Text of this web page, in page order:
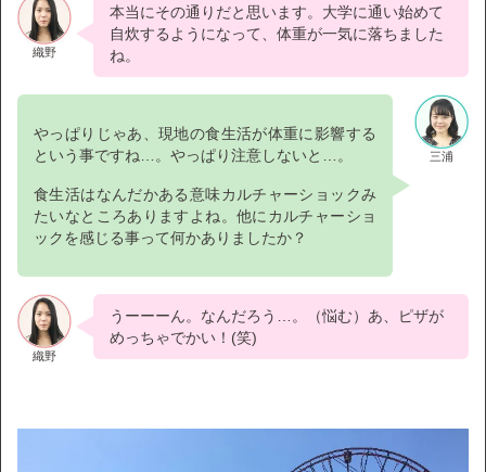
織野
本当にその通りだと思います。大学に通い始めて
自炊するようになって、体重が一気に落ちました
ね。
三浦
やっぱりじゃあ、現地の食生活が体重に影響する
という事ですね…。やっぱり注意しないと…。
食生活はなんだかある意味カルチャーショックみ
たいなところありますよね。他にカルチャーショ
ックを感じる事って何かありましたか？
織野
うーーーん。なんだろう…。（悩む）あ、ピザが
めっちゃでかい！(笑)